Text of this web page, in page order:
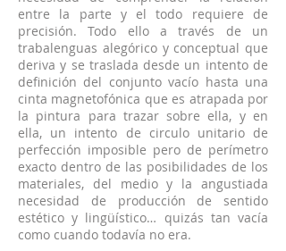
entre la parte y el todo requiere de
precisión. Todo ello a través de un
trabalenguas alegórico y conceptual que
deriva y se traslada desde un intento de
definición del conjunto vacío hasta una
cinta magnetofónica que es atrapada por
la pintura para trazar sobre ella, y en
ella, un intento de circulo unitario de
perfección imposible pero de perímetro
exacto dentro de las posibilidades de los
materiales, del medio y la angustiada
necesidad de producción de sentido
estético y lingüístico… quizás tan vacía
como cuando todavía no era.